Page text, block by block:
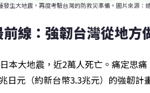
發生大地震，再度考驗台灣的防救災準備。圖片來源：
前線：強韌台灣從地方
本大地震，近2萬人死亡。痛定思
日元（約新台幣3.3兆元）的強韌計